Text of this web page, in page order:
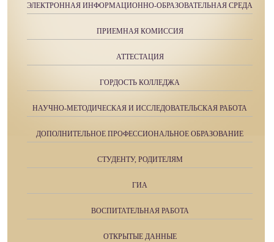
ЭЛЕКТРОННАЯ ИНФОРМАЦИОННО-ОБРАЗОВАТЕЛЬНАЯ СРЕДА
ПРИЕМНАЯ КОМИССИЯ
АТТЕСТАЦИЯ
ГОРДОСТЬ КОЛЛЕДЖА
НАУЧНО-МЕТОДИЧЕСКАЯ И ИССЛЕДОВАТЕЛЬСКАЯ РАБОТА
ДОПОЛНИТЕЛЬНОЕ ПРОФЕССИОНАЛЬНОЕ ОБРАЗОВАНИЕ
СТУДЕНТУ, РОДИТЕЛЯМ
ГИА
ВОСПИТАТЕЛЬНАЯ РАБОТА
ОТКРЫТЫЕ ДАННЫЕ